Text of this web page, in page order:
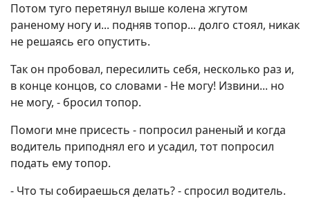
Потом туго перетянул выше колена жгутом
раненому ногу и... подняв топор... долго стоял, никак
не решаясь его опустить.
Так он пробовал, пересилить себя, несколько раз и,
в конце концов, со словами - Не могу! Извини... но
не могу, - бросил топор.
Помоги мне присесть - попросил раненый и когда
водитель приподнял его и усадил, тот попросил
подать ему топор.
- Что ты собираешься делать? - спросил водитель.